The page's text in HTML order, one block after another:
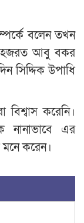
বলেন তখন
হজরত আবু বকর
সিদ্দিক উপাধি
করেনি।
এর
করেন।